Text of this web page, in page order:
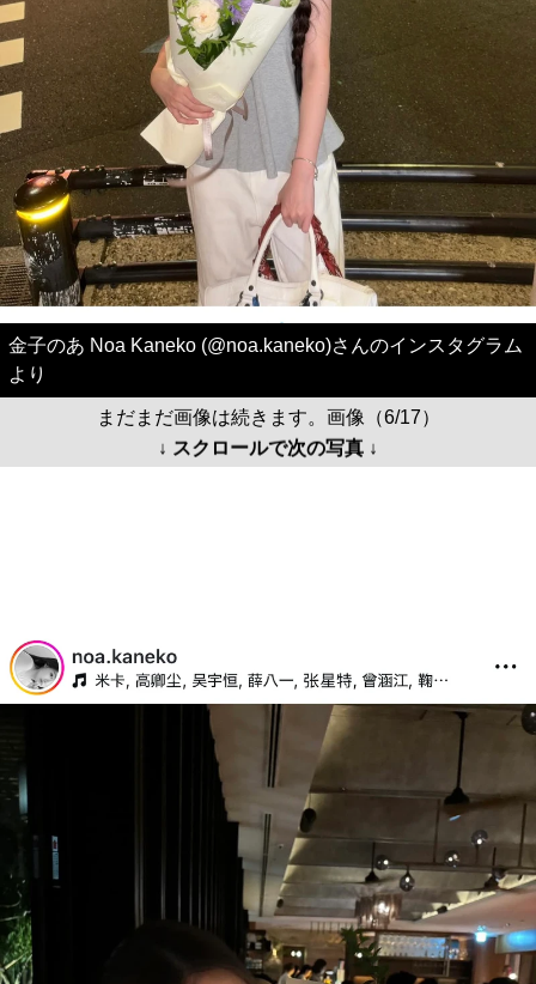
金子のあ Noa Kaneko (@noa.kaneko)さんのインスタグラム
より
まだまだ画像は続きます。画像（6/17）
↓ スクロールで次の写真 ↓